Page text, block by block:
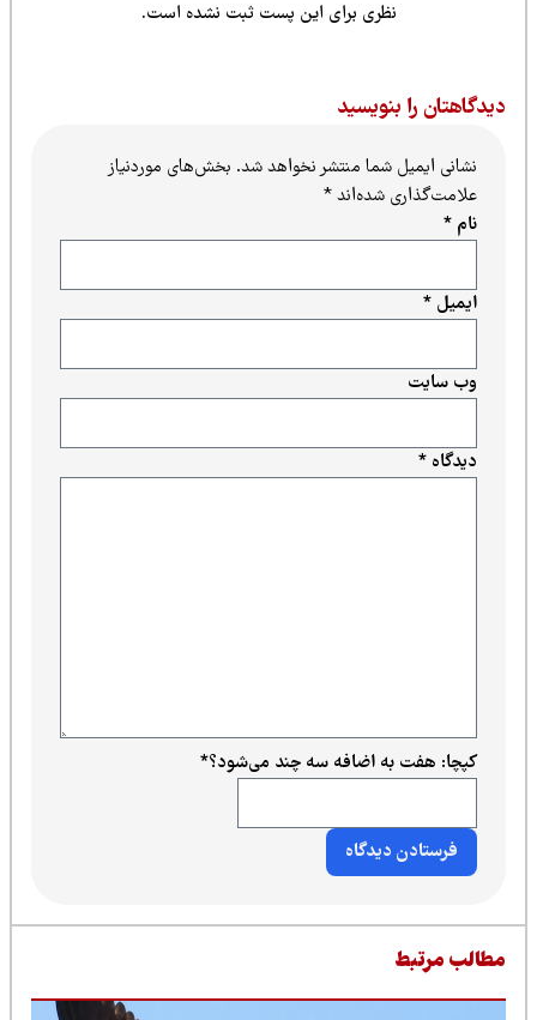
نظری برای این پست ثبت نشده است.
را بنویسید
نشانی ایمیل شما منتشر نخواهد شد.بخش‌های موردنیاز
علامت‌گذاری شده‌اند*
دیدگاه*
ایمیل*
وب‌ سایت
کپچا: هفت به اضافه سه چند می‌شود؟*
مرتبط